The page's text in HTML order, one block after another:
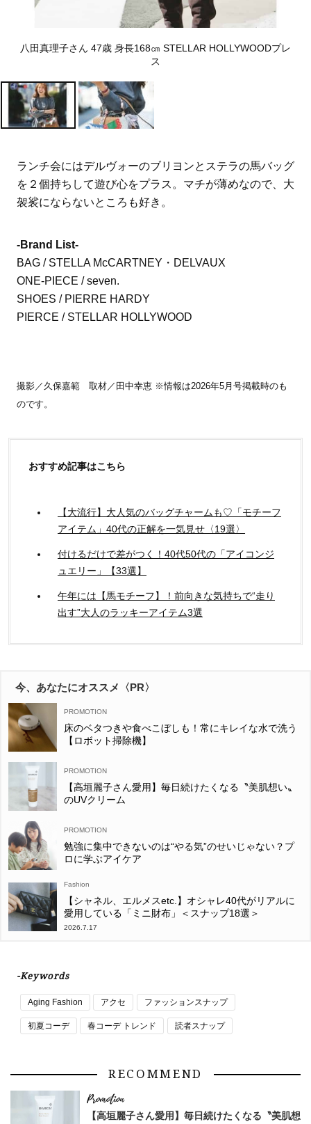
八田真理子さん 47歳 身長168㎝ STELLAR HOLLYWOODプレ
ス
ランチ会にはデルヴォーのブリヨンとステラの馬バッグ
を２個持ちして遊び心をプラス。マチが薄めなので、大
袈裟にならないところも好き。
-Brand List-
BAG / STELLA McCARTNEY・DELVAUX
ONE-PIECE / seven.
SHOES / PIERRE HARDY
PIERCE / STELLAR HOLLYWOOD
撮影／久保嘉範 取材／田中幸恵 ※情報は2026年5月号掲載時のも
のです。
おすすめ記事はこちら
【大流行】大人気のバッグチャームも♡「モチーフ
アイテム」40代の正解を一気見せ〈19選〉
付けるだけで差がつく！40代50代の「アイコンジ
ュエリー」【33選】
午年には【馬モチーフ】！前向きな気持ちで“走り
出す”大人のラッキーアイテム3選
今、あなたにオススメ〈PR〉
床のベタつきや食べこぼしも！常にキレイな水で洗う
【ロボット掃除機】
【高垣麗子さん愛用】毎日続けたくなる〝美肌想い〟
のUVクリーム
勉強に集中できないのは“やる気”のせいじゃない？プ
ロに学ぶアイケア
Fashion
【シャネル、エルメスetc.】オシャレ40代がリアルに
愛用している「ミニ財布」＜スナップ18選＞
2026.7.17
-Keywords
Aging Fashion アクセ ファッションスナップ
初夏コーデ 春コーデ トレンド 読者スナップ
RECOMMEND
【高垣麗子さん愛用】毎日続けたくなる〝美肌想